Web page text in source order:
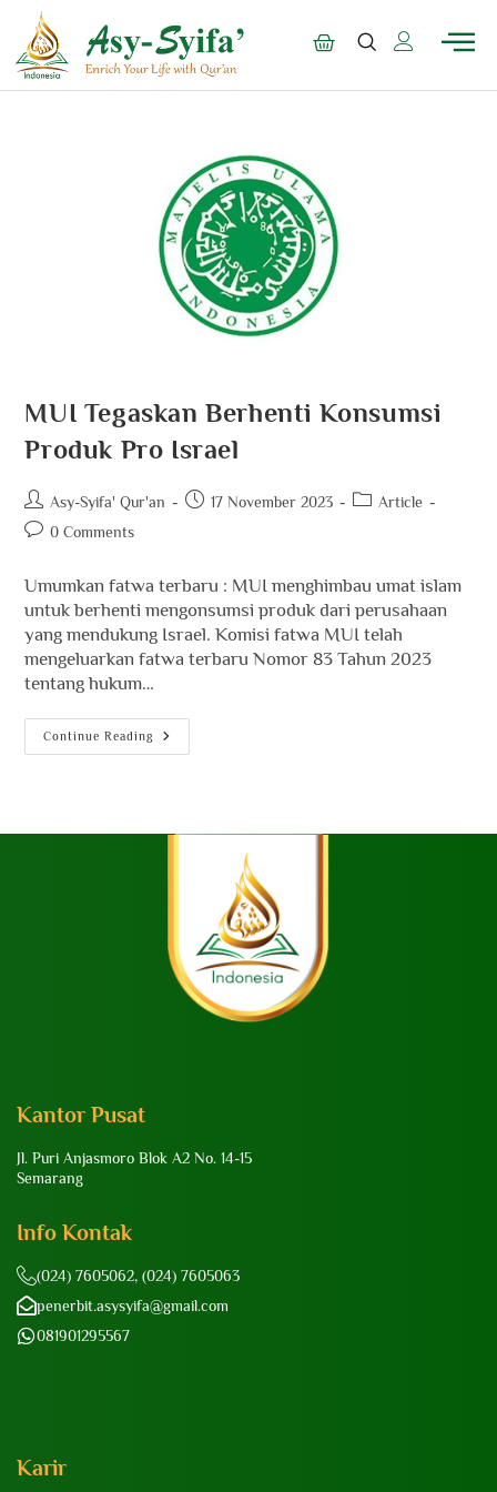
MUI Tegaskan Berhenti Konsumsi
Produk Pro Israel
Asy-Syifa' Qur'an 17 November 2023
Article
0 Comments
Umumkan fatwa terbaru : MUI menghimbau umat islam
untuk berhenti mengonsumsi produk dari perusahaan
yang mendukung Israel. Komisi fatwa MUI telah
mengeluarkan fatwa terbaru Nomor 83 Tahun 2023
tentang hukum…
Continue Reading
Kantor Pusat
Jl. Puri Anjasmoro Blok A2 No. 14-15
Semarang
Info Kontak
(024) 7605062, (024) 7605063
penerbit.asysyifa@gmail.com
081901295567
Karir